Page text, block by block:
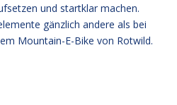
und startklar machen.
gänzlich andere als bei
Mountain-E-Bike von Rotwild.